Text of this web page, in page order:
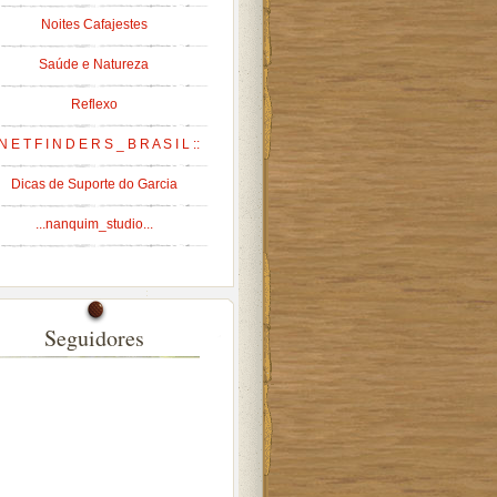
Noites Cafajestes
Saúde e Natureza
Reflexo
E T F I N D E R S _ B R A S I L ::
Dicas de Suporte do Garcia
...nanquim_studio...
Seguidores